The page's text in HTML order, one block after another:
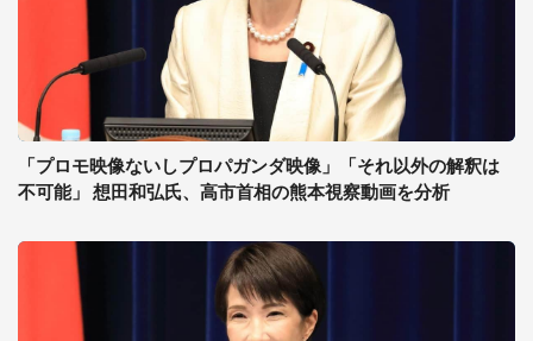
「プロモ映像ないしプロパガンダ映像」「それ以外の解釈は
不可能」 想田和弘氏、高市首相の熊本視察動画を分析